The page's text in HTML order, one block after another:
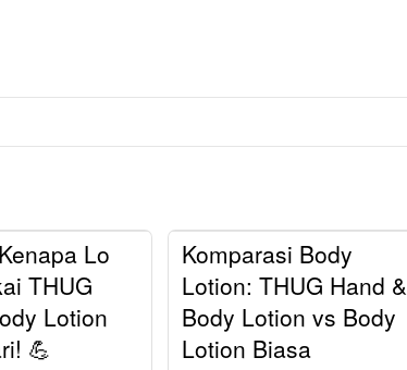
Lo
THUG
Lotion
💪
Komparasi Body
Lotion: THUG Hand &
Body Lotion vs Body
Lotion Biasa